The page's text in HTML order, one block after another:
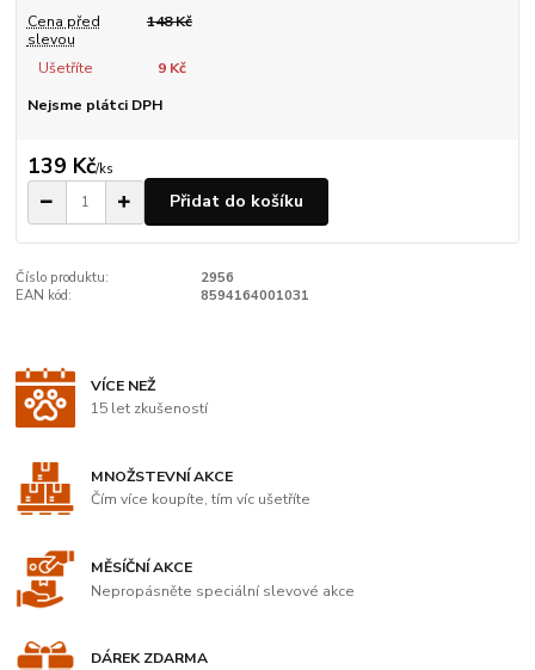
Cena před
slevou
148 Kč
Ušetříte
9 Kč
Nejsme plátci DPH
139 Kč/ks
Přidat do košíku
Číslo produktu:
2956
EAN kód:
8594164001031
VÍCE NEŽ
15 let zkušeností
MNOŽSTEVNÍ AKCE
Čím více koupíte, tím víc ušetříte
MĚSÍČNÍ AKCE
Nepropásněte speciální slevové akce
DÁREK ZDARMA